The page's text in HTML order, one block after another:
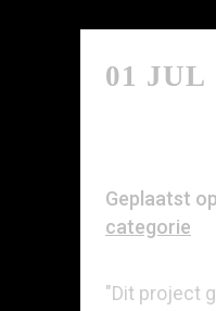
01 JUL
Geplaatst
categorie
"Dit project